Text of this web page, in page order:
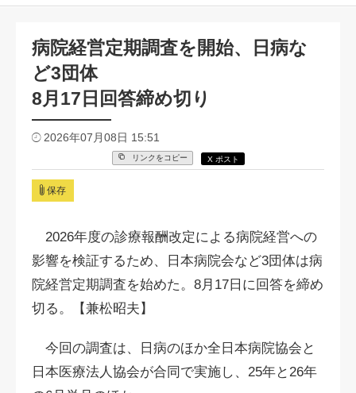
病院経営定期調査を開始、日病な
ど3団体
8月17日回答締め切り
2026年07月08日 15:51
リンクをコピー X ポスト
保存
2026年度の診療報酬改定による病院経営への
影響を検証するため、日本病院会など3団体は病
院経営定期調査を始めた。8月17日に回答を締め
切る。【兼松昭夫】
今回の調査は、日病のほか全日本病院協会と
日本医療法人協会が合同で実施し、25年と26年